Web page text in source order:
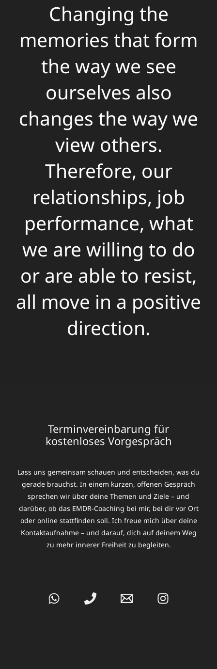
Changing the
memories that form
the way we see
ourselves also
changes the way we
view others.
Therefore, our
relationships, job
performance, what
we are willing to do
or are able to resist,
all move in a positive
direction.
Terminvereinbarung für
kostenloses Vorgespräch
Lass uns gemeinsam schauen und entscheiden, was du
gerade brauchst. In einem kurzen, offenen Gespräch
sprechen wir über deine Themen und Ziele – und
darüber, ob das EMDR-Coaching bei mir, bei dir vor Ort
oder online stattfinden soll. Ich freue mich über deine
Kontaktaufnahme – und darauf, dich auf deinem Weg
zu mehr innerer Freiheit zu begleiten.